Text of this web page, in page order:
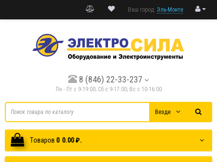
Ваш город: Эль-Монте
8 (846) 22-33-237
Пн - Пт с 9-19:00; Cб с 9-17:00; Вс с 10-16:00
Везде
Tоваров 0 0.00 ₽.